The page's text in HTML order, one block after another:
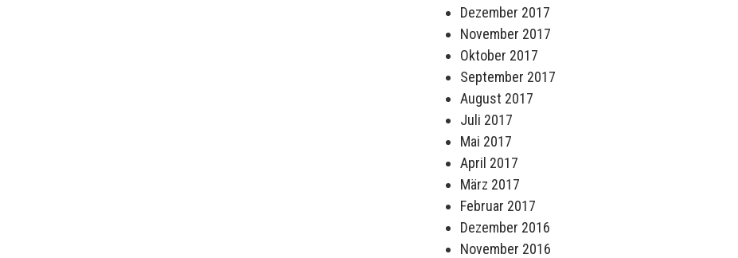
Dezember 2017
November 2017
Oktober 2017
September 2017
August 2017
Juli 2017
Mai 2017
April 2017
März 2017
Februar 2017
Dezember 2016
November 2016